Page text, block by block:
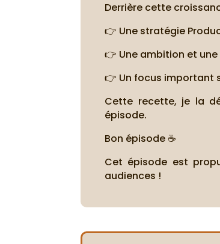
Derrière cette
👉 Une stratégie
👉 Une ambition et
👉 Un focus important
Cette recette, je la
épisode.
Bon épisode ☕
Cet épisode est
audiences !